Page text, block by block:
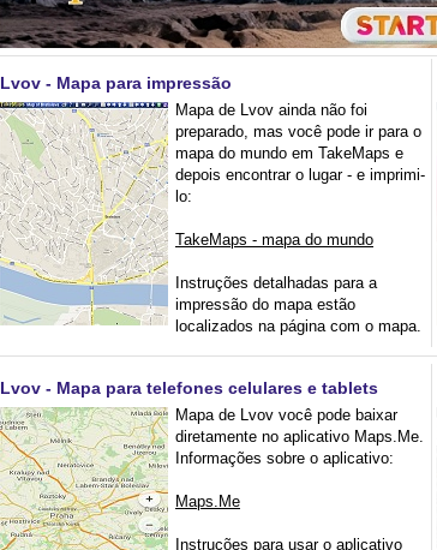
Lvov - Mapa para impressão
Mapa de Lvov ainda não foi
preparado, mas você pode ir para o
mapa do mundo em TakeMaps e
depois encontrar o lugar - e imprimi-
lo:
TakeMaps - mapa do mundo
Instruções detalhadas para a
impressão do mapa estão
localizados na página com o mapa.
Lvov - Mapa para telefones celulares e tablets
Mapa de Lvov você pode baixar
diretamente no aplicativo Maps.Me.
Informações sobre o aplicativo:
Maps.Me
Instruções para usar o aplicativo